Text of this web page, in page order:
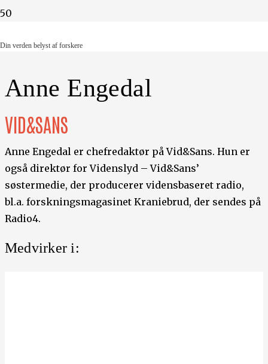
Din verden belyst af forskere
Anne Engedal
VID&SANS
Anne Engedal er chefredaktør på Vid&Sans. Hun er
også direktør for Videnslyd – Vid&Sans’
søstermedie, der producerer vidensbaseret radio,
bl.a. forskningsmagasinet Kraniebrud, der sendes på
Radio4.
Medvirker i: